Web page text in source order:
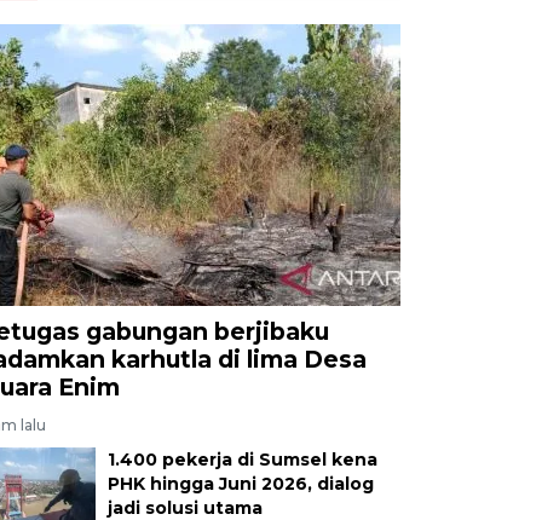
gabungan berjibaku
karhutla di lima Desa
Enim
lalu
1.400 pekerja di Sumsel kena
PHK hingga Juni 2026, dialog
jadi solusi utama